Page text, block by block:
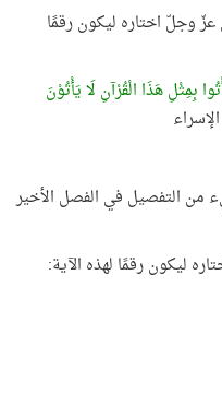
وجلّ اختاره ليكون رقمًا
بِمِثْلِ هَذَا الْقُرْآنِ لَا يَأْتُوْنَ
من التفصيل في الفصل الأخير